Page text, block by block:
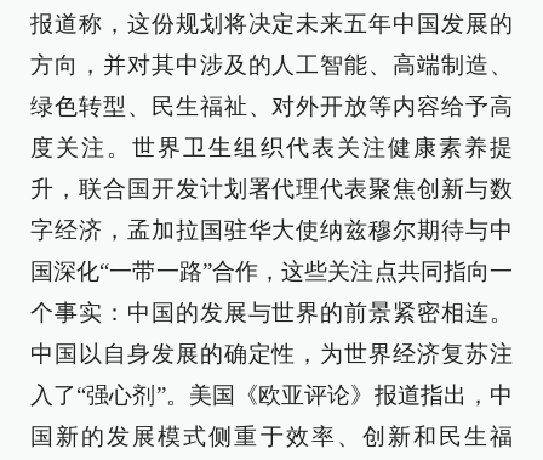
报道称，这份规划将决定未来五年中国发展的
方向，并对其中涉及的人工智能、高端制造、
绿色转型、民生福祉、对外开放等内容给予高
度关注。世界卫生组织代表关注健康素养提
升，联合国开发计划署代理代表聚焦创新与数
字经济，孟加拉国驻华大使纳兹穆尔期待与中
国深化“一带一路”合作，这些关注点共同指向一
个事实：中国的发展与世界的前景紧密相连。
中国以自身发展的确定性，为世界经济复苏注
入了“强心剂”。美国《欧亚评论》报道指出，中
国新的发展模式侧重于效率、创新和民生福